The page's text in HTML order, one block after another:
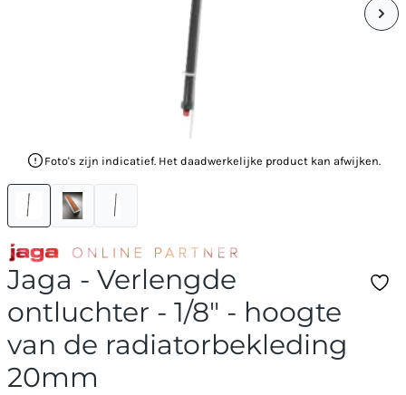
Foto's zijn indicatief. Het daadwerkelijke product kan afwijken.
Jaga - Verlengde
ontluchter - 1/8" - hoogte
van de radiatorbekleding
20mm